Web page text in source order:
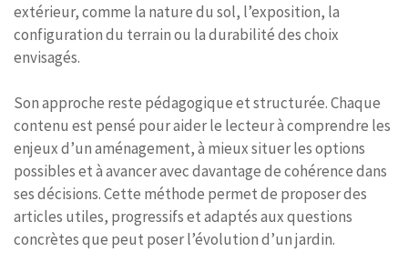
extérieur, comme la nature du sol, l’exposition, la
configuration du terrain ou la durabilité des choix
envisagés.
Son approche reste pédagogique et structurée. Chaque
contenu est pensé pour aider le lecteur à comprendre les
enjeux d’un aménagement, à mieux situer les options
possibles et à avancer avec davantage de cohérence dans
ses décisions. Cette méthode permet de proposer des
articles utiles, progressifs et adaptés aux questions
concrètes que peut poser l’évolution d’un jardin.